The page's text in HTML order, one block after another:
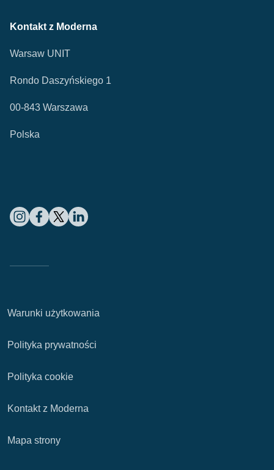
Kontakt z Moderna
Warsaw UNIT
Rondo Daszyńskiego 1
00-843 Warszawa
Polska
Warunki użytkowania
Polityka prywatności
Polityka cookie
Kontakt z Moderna
Mapa strony